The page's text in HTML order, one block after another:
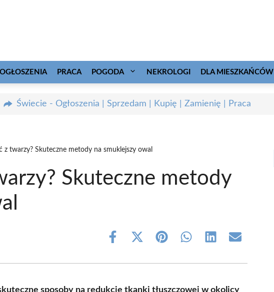
OGŁOSZENIA PRACA POGODA NEKROLOGI DLA MIESZKAŃCÓW
Świecie - Ogłoszenia | Sprzedam | Kupię | Zamienię | Praca
z twarzy? Skuteczne metody na smuklejszy owal
Skuteczne metody
Share
Share
(Twitter)
Share Share Share Share
sposoby na redukcję tkanki tłuszczowej w okolicy